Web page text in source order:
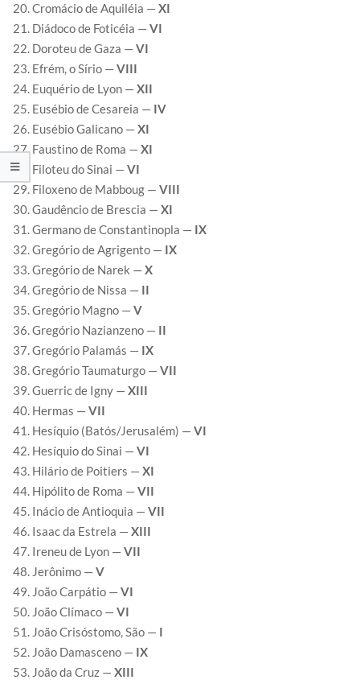
Cromácio de Aquiléia — XI
Diádoco de Foticéia — VI
Doroteu de Gaza — VI
Efrém, o Sírio — VIII
Euquério de Lyon — XII
Eusébio de Cesareia — IV
Eusébio Galicano — XI
Faustino de Roma — XI
Filoteu do Sinai — VI
Filoxeno de Mabboug — VIII
Gaudêncio de Brescia — XI
Germano de Constantinopla — IX
Gregório de Agrigento — IX
Gregório de Narek — X
Gregório de Nissa — II
Gregório Magno — V
Gregório Nazianzeno — II
Gregório Palamás — IX
Gregório Taumaturgo — VII
Guerric de Igny — XIII
Hermas — VII
Hesíquio (Batós/Jerusalém) — VI
Hesíquio do Sinai — VI
Hilário de Poitiers — XI
Hipólito de Roma — VII
Inácio de Antioquia — VII
Isaac da Estrela — XIII
Ireneu de Lyon — VII
Jerônimo — V
João Carpátio — VI
João Clímaco — VI
João Crisóstomo, São — I
João Damasceno — IX
João da Cruz — XIII